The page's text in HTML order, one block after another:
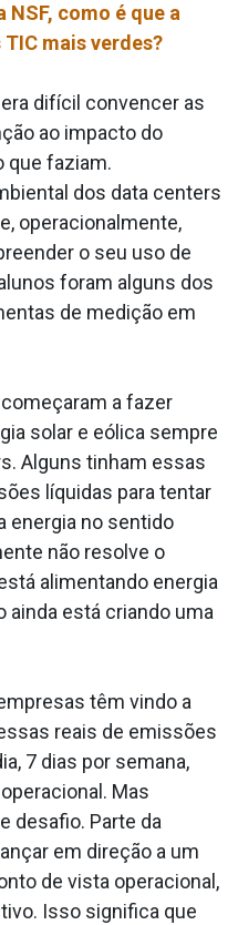
como é que a
mais verdes?
difícil convencer as
ao impacto do
que faziam.
dos data centers
operacionalmente,
o seu uso de
foram alguns dos
de medição em
a fazer
solar e eólica sempre
Alguns tinham essas
líquidas para tentar
energia no sentido
não resolve o
alimentando energia
ainda está criando uma
têm vindo a
reais de emissões
7 dias por semana,
Mas
desafio. Parte da
em direção a um
de vista operacional,
Isso significa que